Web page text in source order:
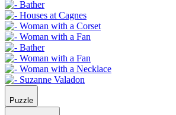
Puzzle